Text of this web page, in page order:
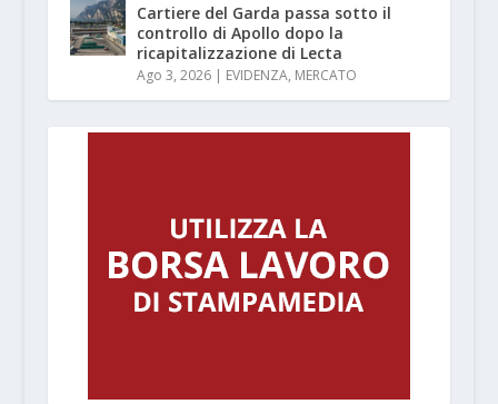
Cartiere del Garda passa sotto il
controllo di Apollo dopo la
ricapitalizzazione di Lecta
Ago 3, 2026| EVIDENZA, MERCATO